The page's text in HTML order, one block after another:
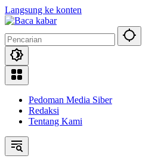
Langsung ke konten
Pedoman Media Siber
Redaksi
Tentang Kami